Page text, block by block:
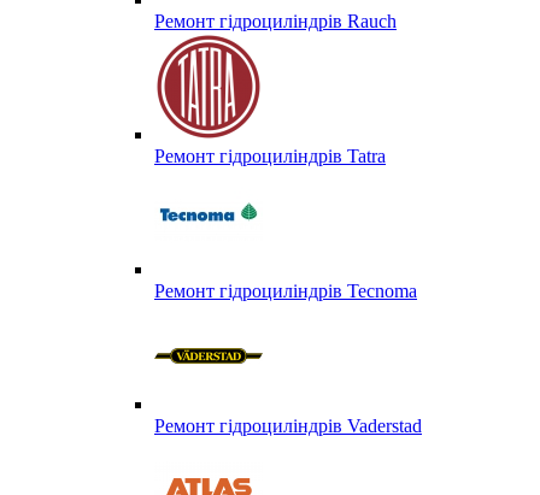
Ремонт гідроциліндрів Rauch
Ремонт гідроциліндрів Tatra
Ремонт гідроциліндрів Tecnoma
Ремонт гідроциліндрів Vaderstad